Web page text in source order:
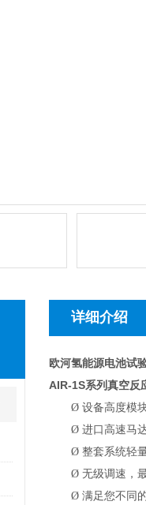
详细介绍
欧河氢能源电池试
AIR-1S系列真空反
Ø 设备高度模
Ø 进口高速马
Ø 整套系统轻
Ø 无级调速，
Ø 满足您不同